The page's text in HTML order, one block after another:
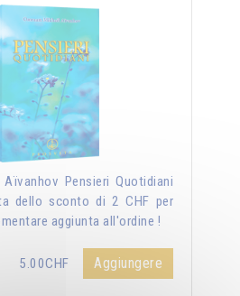
Aïvanhov Pensieri Quotidiani
dello sconto di 2 CHF per
aggiunta all'ordine !
5.00CHF Aggiungere